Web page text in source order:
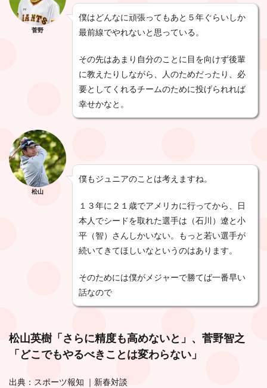
菅野
僕はどんなに頑張ってもあと５年ぐらいしか
最前線でやれないと思っている。
その先はあまり自分のことに目を向けず後輩
に教えたりしながら、人のためだったり、必
要としてくれるチームのために投げられれば
幸せかなと。
松山
僕もジュニアのことは考えますね。
１３年に２１歳でアメリカに行ってから、日
本人でシードを取れた選手は（石川）遼と小
平（智）さんしかいない。もっと若い選手が
続いてきてほしいなというのはあります。
そのためには僕がメジャーで勝てば一番早い
話なので
松山英樹「さらに精度も高めないと」、菅野智之
「どこでもやるべきことは変わらない」
出典：スポーツ報知 ｜新春対談